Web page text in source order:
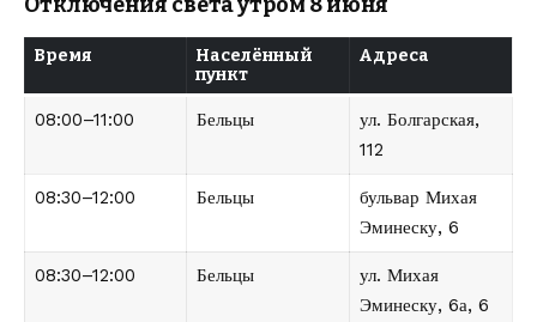
Время
Населённый
пункт
Адреса
08:00–11:00 Бельцы
ул. Болгарская,
112
08:30–12:00 Бельцы
бульвар Михая
Эминеску, 6
08:30–12:00 Бельцы
ул. Михая
Эминеску, 6а, 6